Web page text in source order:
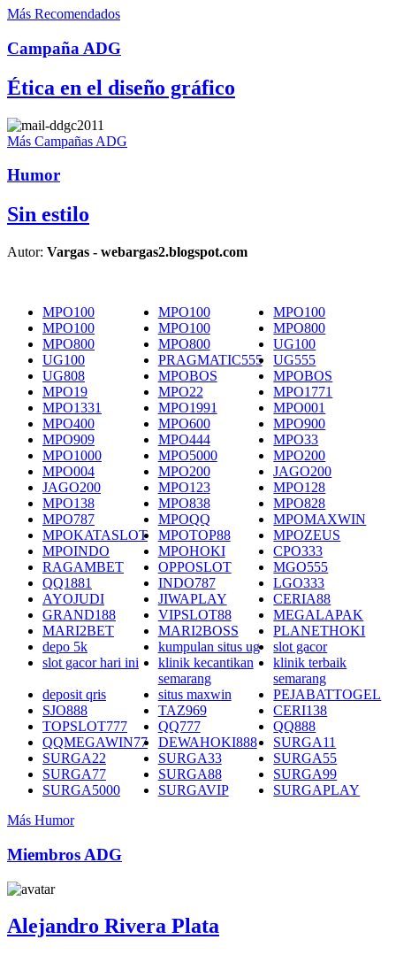
Más Recomendados
Campaña ADG
Ética en el diseño gráfico
Más Campañas ADG
Humor
Sin estilo
Autor: Vargas - webargas2.blogspot.com
MPO100 MPO100
MPO100
MPO100
MPO100
MPO800
MPO800
MPO800
UG100
UG100
PRAGMATIC555
UG555
UG808
MPOBOS
MPOBOS
MPO19
MPO22
MPO1771
MPO1331
MPO1991
MPO001
MPO400
MPO600
MPO900
MPO909
MPO444
MPO33
MPO1000
MPO5000
MPO200
MPO004
MPO200
JAGO200
JAGO200
MPO123
MPO128
MPO138
MPO838
MPO828
MPO787
MPOQQ
MPOMAXWIN
MPOKATASLOT
MPOTOP88
MPOZEUS
MPOINDO
MPOHOKI
CPO333
RAGAMBET
OPPOSLOT
MGO555
QQ1881
INDO787
LGO333
AYOJUDI
JIWAPLAY
CERIA88
GRAND188
VIPSLOT88
MEGALAPAK
MARI2BET
MARI2BOSS
PLANETHOKI
depo 5k
kumpulan situs ug
slot gacor
slot gacor hari ini
klinik kecantikan
semarang
klinik terbaik
semarang
deposit qris
situs maxwin
PEJABATTOGEL
SJO888
TAZ969
CERI138
TOPSLOT777
QQ777
QQ888
QQMEGAWIN77
DEWAHOKI888
SURGA11
SURGA22
SURGA33
SURGA55
SURGA77
SURGA88
SURGA99
SURGA5000
SURGAVIP
SURGAPLAY
Más Humor
Miembros ADG
Alejandro Rivera Plata